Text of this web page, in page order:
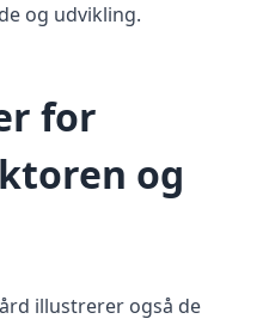
og udvikling.
for
og
illustrerer også de